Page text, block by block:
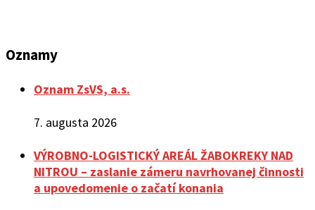
Oznamy
Oznam ZsVS, a.s.
7. augusta 2026
VÝROBNO-LOGISTICKÝ AREÁL ŽABOKREKY NAD
NITROU – zaslanie zámeru navrhovanej činnosti
a upovedomenie o začatí konania